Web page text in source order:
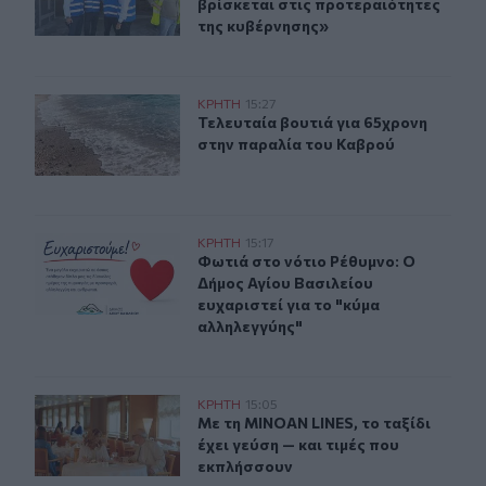
βρίσκεται στις προτεραιότητες
της κυβέρνησης»
Τελευταία βουτιά για 65χρονη στην παραλία του
ΚΡΗΤΗ 15:27
Τελευταία βουτιά για 65χρονη
Τελευταία βουτιά για 65χρονη
στην παραλία του Καβρού
Φωτιά στο νότιο Ρέθυμνο: Ο Δήμος Αγίου Βασιλείου
ΚΡΗΤΗ 15:17
Φωτιά στο νότιο Ρέθυμνο: Ο Δήμος
Φωτιά στο νότιο Ρέθυμνο: Ο
Δήμος Αγίου Βασιλείου
ευχαριστεί για το "κύμα
αλληλεγγύης"
Με τη MINOAN LINES, το ταξίδι έχει γεύση — και τιμές
ΚΡΗΤΗ 15:05
Με τη MINOAN LINES, το ταξίδι
Με τη MINOAN LINES, το ταξίδι
έχει γεύση — και τιμές που
εκπλήσσουν